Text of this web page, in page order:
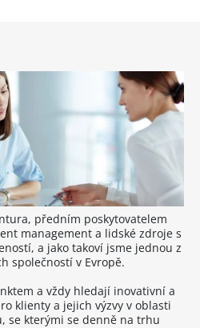
předním poskytovatelem
management a lidské zdroje s
a jako takoví jsme jednou z
společností v Evropě.
a vždy hledají inovativní a
klienty a jejich výzvy v oblasti
se kterými se denně na trhu